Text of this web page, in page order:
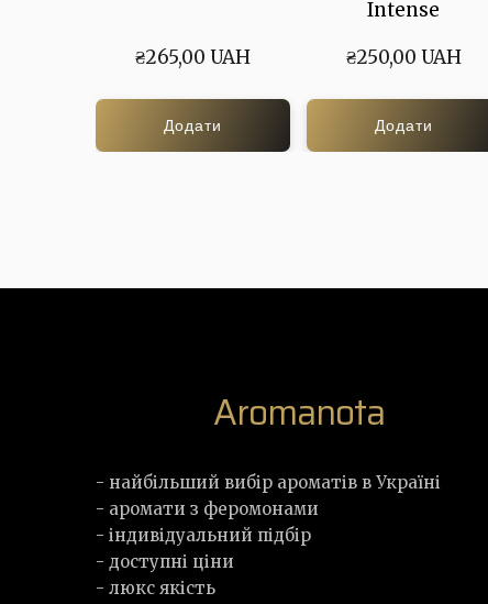
₴265,00 UAH
Додати
Intense
₴250,00 UAH
Додати
Aromanota
- найбільший вибір ароматів в Україні
- аромати з феромонами
- індивідуальний підбір
- доступні ціни
- люкс якість